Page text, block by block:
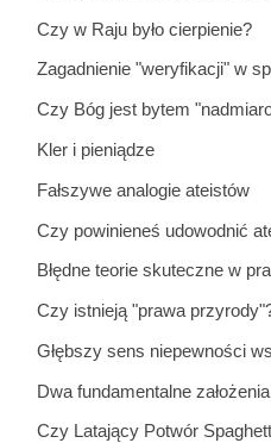
Czy w Raju było cierpienie?
Zagadnienie "weryfikacji" w
Czy Bóg jest bytem
Kler i pieniądze
Fałszywe analogie ateistów
Czy powinieneś udowodnić
Błędne teorie skuteczne w
Czy istnieją "prawa
Głębszy sens niepewności
Dwa fundamentalne
Czy Latający Potwór